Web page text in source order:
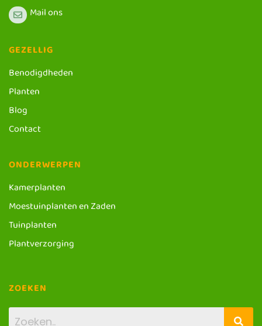
Mail ons
GEZELLIG
Benodigdheden
Planten
Blog
Contact
ONDERWERPEN
Kamerplanten
Moestuinplanten en Zaden
Tuinplanten
Plantverzorging
ZOEKEN